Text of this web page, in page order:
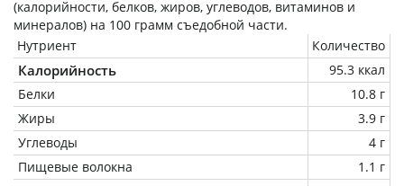
(калорийности, белков, жиров, углеводов, витаминов и
минералов) на 100 грамм съедобной части.
Нутриент
Количество
Калорийность
95.3 ккал
Белки
10.8 г
Жиры
3.9 г
Углеводы
4 г
Пищевые волокна
1.1 г